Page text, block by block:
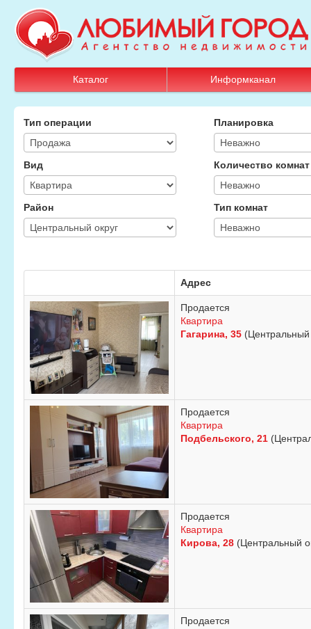
Каталог Информканал
Тип операции Планировка
Вид Количество комнат
Район Тип комнат
Адрес
Продается
Квартира
Гагарина, 35 (Центральный
Продается
Квартира
Подбельского, 21
Продается
Квартира
Кирова, 28 (Центральный
Продается